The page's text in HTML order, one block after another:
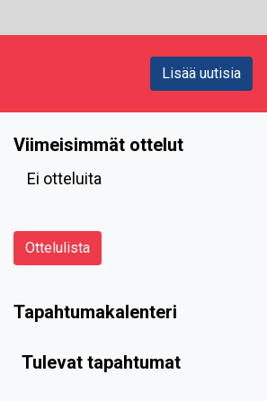
Lisää uutisia
Viimeisimmät ottelut
Ei otteluita
Ottelulista
Tapahtumakalenteri
Tulevat tapahtumat